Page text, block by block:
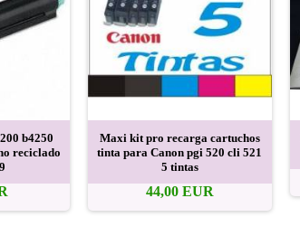
b4250
reciclado
Maxi kit pro recarga cartuchos
tinta para Canon pgi 520 cli 521
5 tintas
44,00 EUR